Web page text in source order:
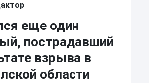
еще один
пострадавший
взрыва в
области